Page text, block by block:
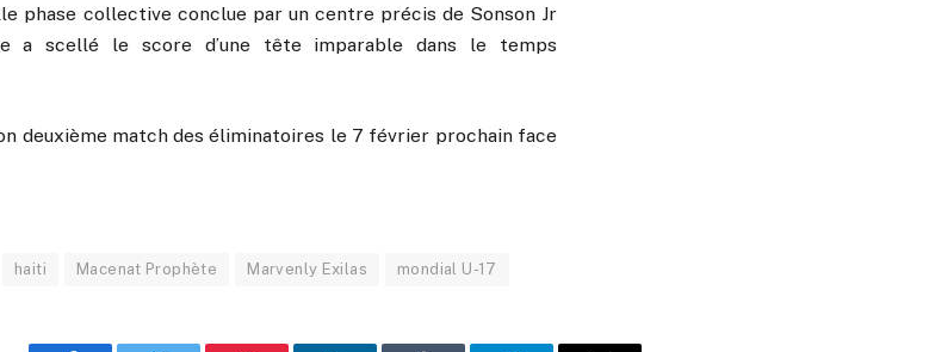
phase collective conclue par un centre précis de Sonson Jr
a scellé le score d’une tête imparable dans le temps
deuxième match des éliminatoires le 7 février prochain face
haiti Macenat Prophète Marvenly Exilas mondial U-17